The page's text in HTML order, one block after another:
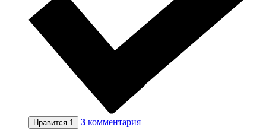
Нравится 1 3 комментария